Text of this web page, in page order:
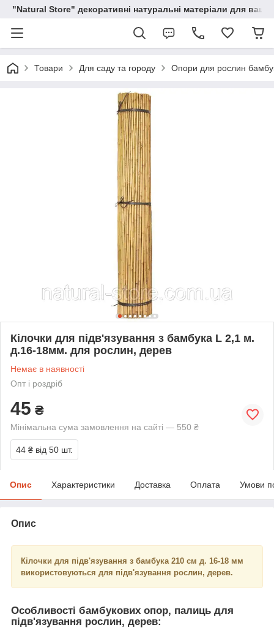
"Natural Store" декоративні натуральні матеріали для
Товари Для саду та городу Опори для рослин
Кілочки для підв'язування з бамбука L 2,1 м.
д.16-18мм. для рослин, дерев
Немає в наявності
Опт і роздріб
45 ₴
Мінімальна сума замовлення на сайті — 550 ₴
44 ₴ від 50 шт.
Опис Характеристики Доставка Оплата Умови
Опис
Кілочки для підв'язування з бамбука 210 см д. 16-18 мм
використовуються для підв'язування рослин, дерев.
Особливості бамбукових опор, палиць для
підв'язування рослин, дерев: